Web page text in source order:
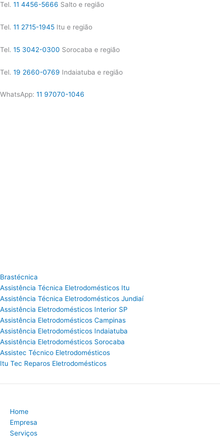
Tel. 11 4456-5666 Salto e região
Tel. 11 2715-1945 Itu e região
Tel. 15 3042-0300 Sorocaba e região
Tel. 19 2660-0769 Indaiatuba e região
WhatsApp: 11 97070-1046
Brastécnica
Assistência Técnica Eletrodomésticos Itu
Assistência Técnica Eletrodomésticos Jundiaí
Assistência Eletrodomésticos Interior SP
Assistência Eletrodomésticos Campinas
Assistência Eletrodomésticos Indaiatuba
Assistência Eletrodomésticos Sorocaba
Assistec Técnico Eletrodomésticos
Itu Tec Reparos Eletrodomésticos
Home
Empresa
Serviços